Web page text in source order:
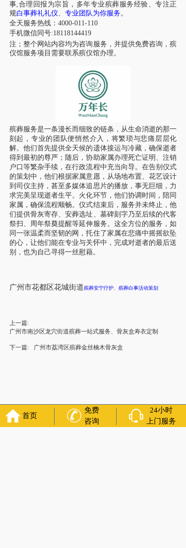
事,合理回报为宗旨，多年专业殡葬服务经验、专注正
规白事葬礼礼仪、 专业团队为你服务。
全天服务热线：4000-011-110
手机微信同号:18118144419
注；整个网站内容均为咨询服务，并提供免费咨询，殡
仪馆服务项目需要联系殡仪馆办理。
殡葬服务是一条漫长而细致的链条，从生命消逝的那一
刻起，专业的团队便悄然介入，将繁琐与悲痛层层化
解。他们首先提供全天候的遗体接运与冷藏，确保逝者
得到最初的尊严；随后，协助家属办理死亡证明、注销
户口等繁杂手续，在行政流程中充当向导。在告别仪式
的策划中，他们根据家属意愿，从场地布置、花艺设计
到司仪主持，甚至多媒体追思片的播放，事无巨细，力
求完美呈现逝者生平。火化环节，他们协调时间，陪同
家属，确保流程顺畅。仪式结束后，服务并未终止，他
们提供骨灰寄存、安葬选址、墓碑刻字乃至后续的代客
祭扫、周年祭奠提醒等延伸服务。这全方位的服务，如
同一张温柔而坚韧的网，托住了家属在悲痛中摇摇欲坠
的心，让他们能在专业与关怀中，完成对逝者的最后送
别，也为自己寻得一丝慰藉。
广州市花都区花城街道殡葬安宁疗护、 殡葬白事活动策划
上一篇:
广州市南沙区龙穴街道殡葬一站式服务、骨灰盒寿衣定制
下一篇: 广州市荔湾区殡葬金丝楠木骨灰盒
首页
免费
咨询
24小时
上门服务